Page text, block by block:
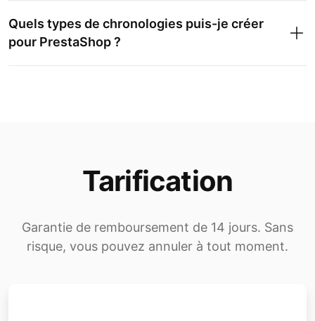
Quels types de chronologies puis-je créer
pour PrestaShop ?
Historique de l’entreprise
Progression du projet
Tarification
Garantie de remboursement de 14 jours. Sans
risque, vous pouvez annuler à tout moment.